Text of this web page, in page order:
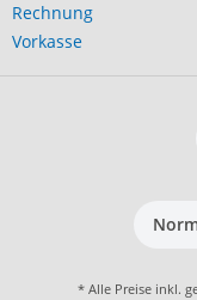
Rechnung
Vorkasse
* Alle Preise inkl.